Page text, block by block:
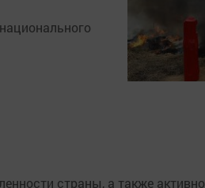
страны, а также